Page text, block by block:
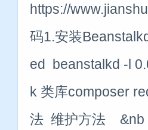
https://
码1.安装
ed beanstalkd -l
k 类库composer
法 维护方法 &nb